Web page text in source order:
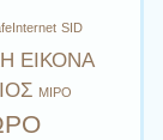
SID
ΕΙΚΟΝΑ
ΜΙΡΟ